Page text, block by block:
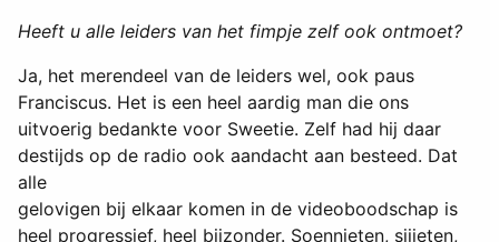
Heeft u alle leiders van het fimpje zelf ook ontmoet?
Ja, het merendeel van de leiders wel, ook paus
Franciscus. Het is een heel aardig man die ons
uitvoerig bedankte voor Sweetie. Zelf had hij daar
destijds op de radio ook aandacht aan besteed. Dat
alle
gelovigen bij elkaar komen in de videoboodschap is
heel progressief, heel bijzonder. Soennieten, sjiieten,